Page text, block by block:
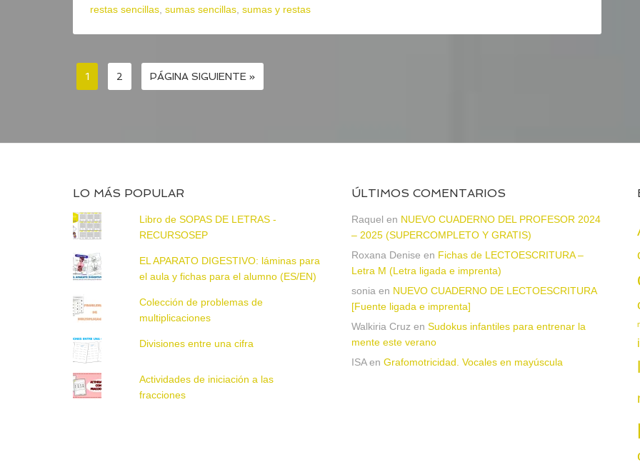
restas sencillas sumas sencillas sumas y restas
1 2 PÁGINA SIGUIENTE »
LO MÁS POPULAR
Libro de SOPAS DE LETRAS -
RECURSOSEP
EL APARATO DIGESTIVO: láminas para
el aula y fichas para el alumno (ES/EN)
Colección de problemas de
multiplicaciones
Divisiones entre una cifra
Actividades de iniciación a las
fracciones
ÚLTIMOS COMENTARIOS
Raquel en NUEVO CUADERNO DEL PROFESOR 2024
– 2025 (SUPERCOMPLETO Y GRATIS)
Roxana Denise en Fichas de LECTOESCRITURA –
Letra M (Letra ligada e imprenta)
sonia en NUEVO CUADERNO DE LECTOESCRITURA
[Fuente ligada e imprenta]
Walkiria Cruz en Sudokus infantiles para entrenar la
mente este verano
ISAen Grafomotricidad. Vocales en mayúscula